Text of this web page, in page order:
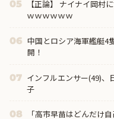
05
【正論】 ナイナイ岡村
ｗｗｗｗｗｗ
06 中国とロシア海軍艦艇4
開！
07 インフルエンサー(49)、
子
08
「高市早苗はどんだけ